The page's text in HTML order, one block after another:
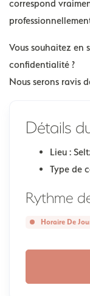
correspond
Vous souhaitez en
confidentialité ?
Nous serons ravis
Détails
Lieu :
Type de
Rythme
Horaire De